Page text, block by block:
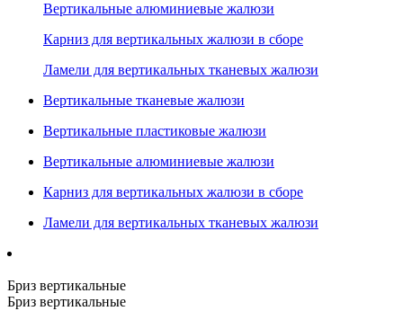
Вертикальные алюминиевые жалюзи
Карниз для вертикальных жалюзи в сборе
Ламели для вертикальных тканевых жалюзи
Вертикальные тканевые жалюзи
Вертикальные пластиковые жалюзи
Вертикальные алюминиевые жалюзи
Карниз для вертикальных жалюзи в сборе
Ламели для вертикальных тканевых жалюзи
Бриз вертикальные
Бриз вертикальные